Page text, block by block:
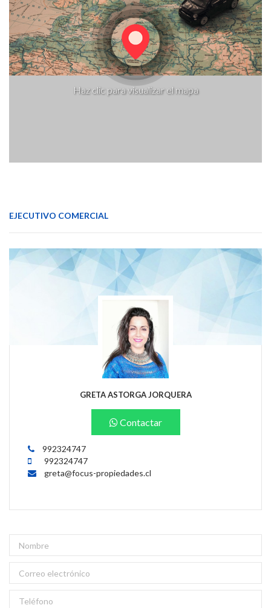
Haz clic para visualizar el mapa
EJECUTIVO COMERCIAL
GRETA ASTORGA JORQUERA
Contactar
992324747
992324747
greta@focus-propiedades.cl